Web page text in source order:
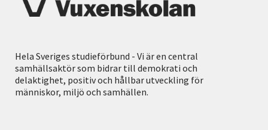
Hela Sveriges studieförbund - Vi är en central
samhällsaktör som bidrar till demokrati och
delaktighet, positiv och hållbar utveckling för
människor, miljö och samhällen.